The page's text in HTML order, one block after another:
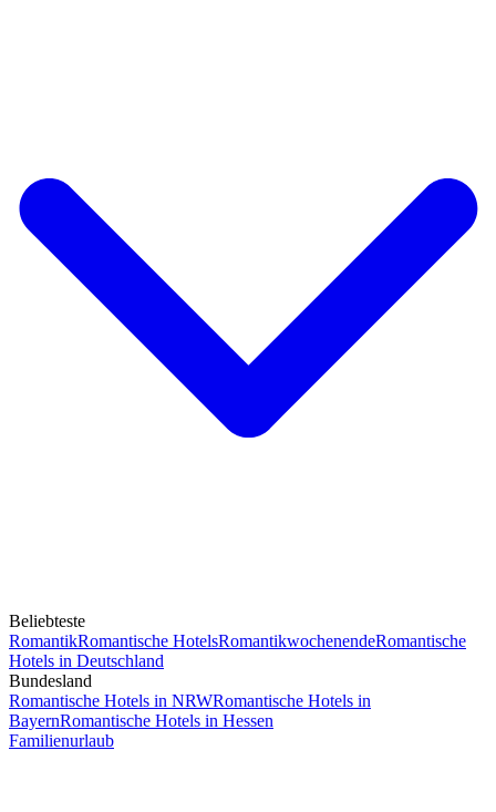
Beliebteste
RomantikRomantische HotelsRomantikwochenendeRomantische
Hotels in Deutschland
Bundesland
Romantische Hotels in NRWRomantische Hotels in
BayernRomantische Hotels in Hessen
Familienurlaub